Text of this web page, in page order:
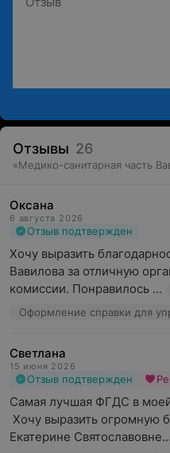
Отзывы 26
«Медико-санитарная часть
Оксана
6 августа 2026
Отзыв подтвержден
Хочу выразить
Вавилова за отличную
комиссии. Понравилось ...
Светлана
15 июня 2026
Отзыв подтвержден
Самая лучшая ФГДС в
Екатерине Святославовне...